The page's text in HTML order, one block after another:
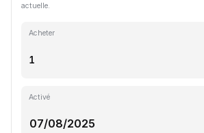
actuelle.
Acheter
Activé